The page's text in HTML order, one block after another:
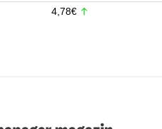
4,78€